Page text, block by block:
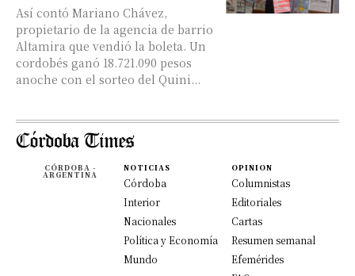
Así contó Mariano Chávez,
propietario de la agencia de barrio
Altamira que vendió la boleta. Un
cordobés ganó 18.721.090 pesos
anoche con el sorteo del Quini...
CÓRDOBA -
ARGENTINA
NOTICIAS
Córdoba
Interior
Nacionales
Política y Economía
Mundo
OPINION
Columnistas
Editoriales
Cartas
Resumen semanal
Efemérides